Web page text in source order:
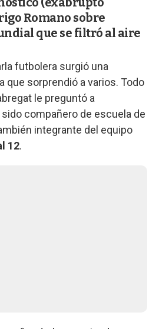
Romano sobre
que se filtró al aire
futbolera surgió una
que sorprendió a varios. Todo
le preguntó a
compañero de escuela de
integrante del equipo
12.